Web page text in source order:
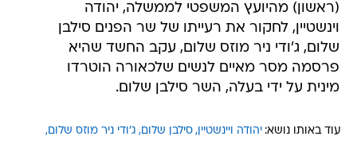
(ראשון) מהיועץ המשפטי לממשלה, יהודה
וינשטיין, לחקור את רעייתו של שר הפנים סילבן
שלום, ג'ודי ניר מוזס שלום, עקב החשד שהיא
פרסמה מסר מאיים לנשים שלכאורה הוטרדו
מינית על ידי בעלה, השר סילבן שלום.
עוד באותו נושא: יהודה ויינשטיין סילבן שלום
ג'ודי ניר מוזס שלום